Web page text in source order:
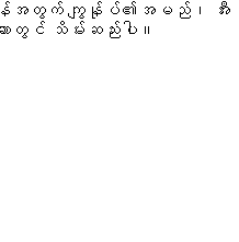
ရန်အတွက် ကျွန်ုပ်၏အမည်၊ အီး
တွင် သိမ်းဆည်းပါ။